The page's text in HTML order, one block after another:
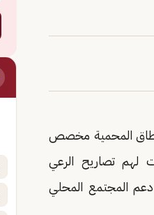
نطاق المحمية مخصص
لهم تصاريح الرعي
دعم المجتمع المحلي